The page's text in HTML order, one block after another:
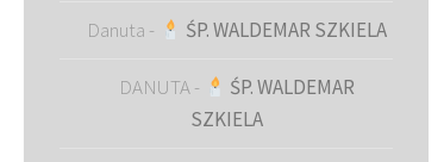
Danuta - ŚP. WALDEMAR SZKIELA
DANUTA-
ŚP. WALDEMAR
SZKIELA